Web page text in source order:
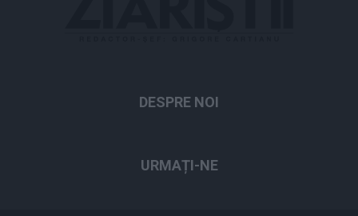
DESPRE NOI
URMAȚI-NE